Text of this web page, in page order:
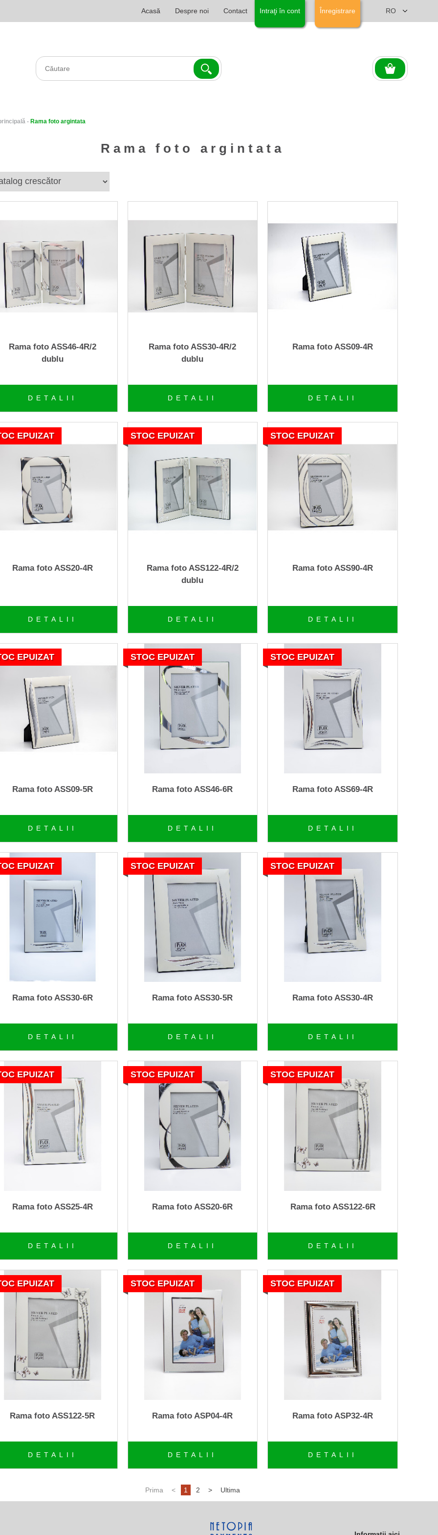
Acasă Despre noi Contact Intraţi în cont Înregistrare
- Rama foto argintata
Rama foto argintata
Rama foto ASS46-4R/2
dublu
DETALII
Rama foto ASS30-4R/2
dublu
DETALII
Rama foto ASS09-4R
DETALII
EPUIZAT
Rama foto ASS20-4R
DETALII
STOC EPUIZAT
Rama foto ASS122-4R/2
dublu
DETALII
STOC EPUIZAT
Rama foto ASS90-4R
DETALII
EPUIZAT
Rama foto ASS09-5R
DETALII
STOC EPUIZAT
Rama foto ASS46-6R
DETALII
STOC EPUIZAT
Rama foto ASS69-4R
DETALII
EPUIZAT
Rama foto ASS30-6R
DETALII
STOC EPUIZAT
Rama foto ASS30-5R
DETALII
STOC EPUIZAT
Rama foto ASS30-4R
DETALII
EPUIZAT
Rama foto ASS25-4R
DETALII
STOC EPUIZAT
Rama foto ASS20-6R
DETALII
STOC EPUIZAT
Rama foto ASS122-6R
DETALII
EPUIZAT
Rama foto ASS122-5R
DETALII
STOC EPUIZAT
Rama foto ASP04-4R
DETALII
STOC EPUIZAT
Rama foto ASP32-4R
DETALII
Prima < 1 2 > Ultima